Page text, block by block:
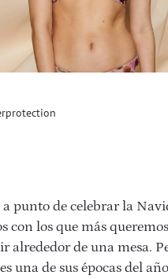
a punto de celebrar la
con los que más
alrededor de una mesa.
una de sus épocas del